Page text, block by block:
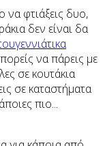
να φτιάξεις δυο,
δεν είναι δα
να πάρεις με
σε κουτάκια
σε καταστήματα
πιο...